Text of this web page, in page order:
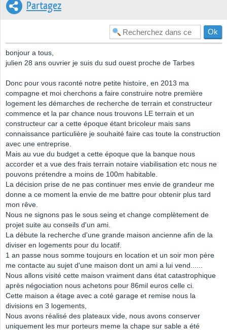
Partagez
bonjour a tous,
julien 28 ans ouvrier je suis du sud ouest proche de Tarbes
Donc pour vous raconté notre petite histoire, en 2013 ma
compagne et moi cherchons a faire construire notre première
logement les démarches de recherche de terrain et constructeur
commence et la par chance nous trouvons LE terrain et un
constructeur car a cette époque étant bricoleur mais sans
connaissance particulière je souhaité faire cas toute la construction
avec une entreprise.
Mais au vue du budget a cette époque que la banque nous
accorder et a vue des frais terrain notaire viabilisation etc nous ne
pouvons prétendre a moins de 100m habitable.
La décision prise de ne pas continuer mes envie de grandeur me
donne a ce moment la envie de me battre pour obtenir plus tard
mon rêve.
Nous ne signons pas le sous seing et change complètement de
projet suite au conseils d'un ami.
La débute la recherche d'une grande maison ancienne afin de la
diviser en logements pour du locatif.
1 an passe nous somme toujours en location et un soir mon père
me contacte au sujet d'une maison dont un ami a lui vend......
Nous allons visité cette maison vraiment dans état catastrophique
après négociation nous achetons pour 86mil euros celle ci.
Cette maison a étage avec a coté garage et remise nous la
divisions en 3 logements,
Nous avons réalisé des plateaux vide, nous avons conserver
uniquement les mur porteurs meme la chape sur sable a été